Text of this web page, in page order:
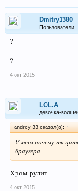
Dmitry1380
Пользователи
?
?
4 окт 2015
LOL.A
девочка-
andrey-33 сказал(а): ↑
У меня почему-то
браузера
Хром рулит.
4 окт 2015